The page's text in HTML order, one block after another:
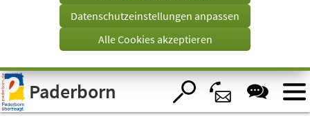
Visuelle
Assistenzsoftware
öffnen.
Tab)
Datenschutzeinstellungen anpassen
Alle Cookies akzeptieren
Paderborn